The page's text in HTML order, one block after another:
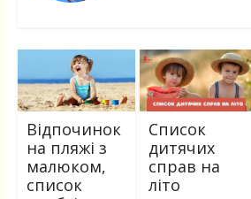
Відпочинок
на пляжі з
малюком,
список
Список
дитячих
справ на
літо